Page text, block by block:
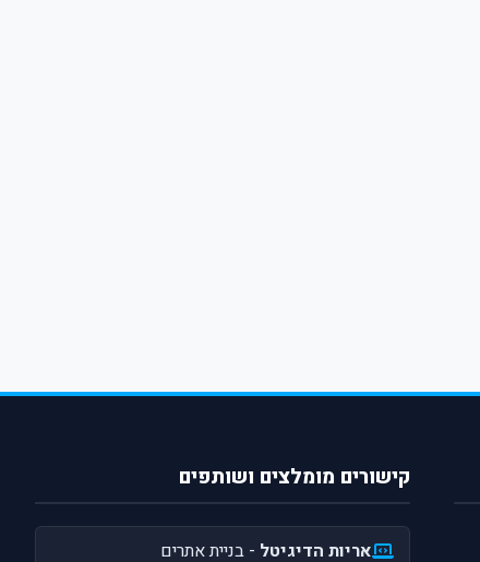
קישורים מומלצים ושותפים
אריות הדיגיטל - בניית אתרים